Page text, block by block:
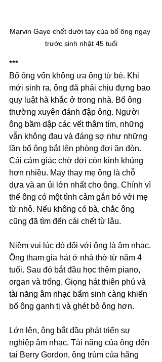
Marvin Gaye chết dưới tay của bố ông ngay
trước sinh nhật 45 tuổi
***
Bố ông vốn không ưa ông từ bé. Khi
mới sinh ra, ông đã phải chịu đựng bao
quy luật hà khắc ở trong nhà. Bố ông
thường xuyên đánh đập ông. Người
ông bầm dập các vết thâm tím, những
vẫn không đau và đáng sợ như những
lần bố ông bắt lên phòng đợi ăn đòn.
Cái cảm giác chờ đợi còn kinh khủng
hơn nhiều. May thay mẹ ông là chỗ
dựa và an ủi lớn nhất cho ông. Chính vì
thế ông có một tình cảm gắn bó với mẹ
từ nhỏ. Nếu không có bà, chắc ông
cũng đã tìm đến cái chết từ lâu.
Niềm vui lúc đó đối với ông là âm nhạc.
Ông tham gia hát ở nhà thờ từ năm 4
tuối. Sau đó bắt đầu học thêm piano,
organ và trống. Giọng hát thiên phú và
tài năng âm nhạc bẩm sinh càng khiến
bố ông ganh tị và ghét bỏ ông hơn.
Lớn lên, ông bắt đầu phát triển sự
nghiệp âm nhạc. Tài năng của ông đến
tai Berry Gordon, ông trùm của hãng